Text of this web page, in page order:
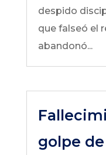
despido
que falseó el
abandonó...
golpe